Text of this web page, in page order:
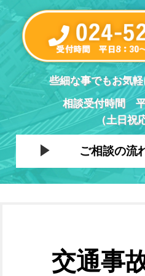
些細な事でもお気
相談受付時間
（土日祝
ご相談の流
交通事